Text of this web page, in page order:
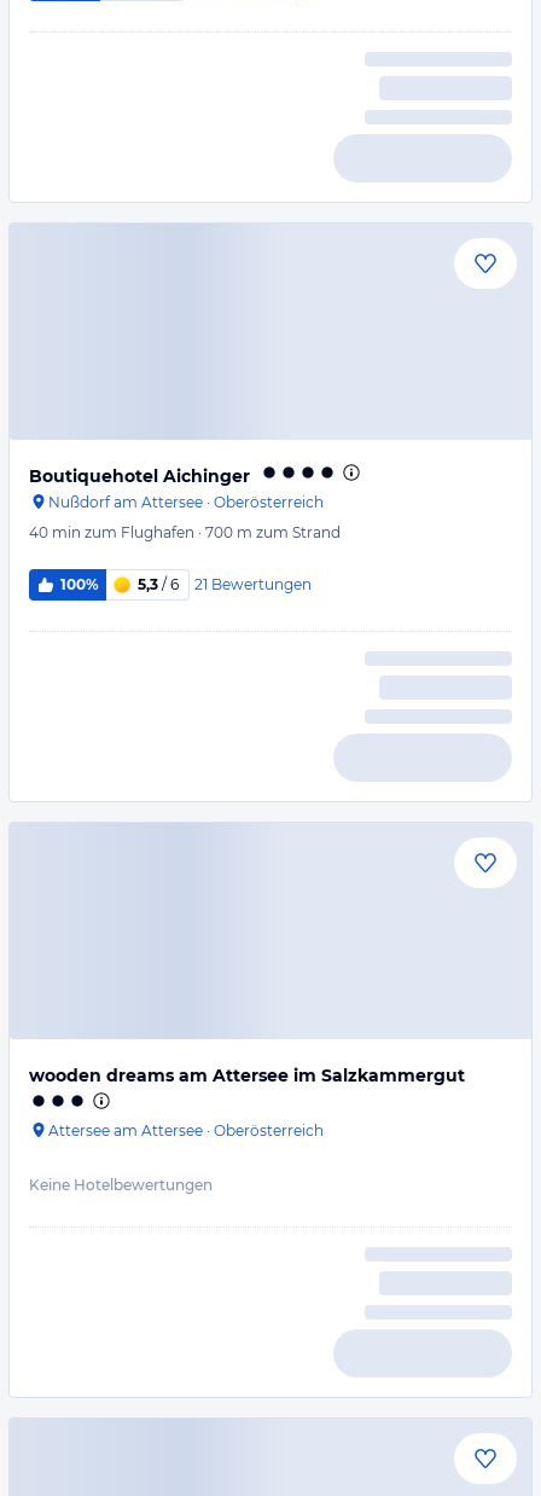
Boutiquehotel Aichinger
Nußdorf am Attersee · Oberösterreich
40 min zum Flughafen · 700 m zum Strand
100% 5,3 / 6 21 Bewertungen
wooden dreams am Attersee im Salzkammergut
Attersee am Attersee · Oberösterreich
Keine Hotelbewertungen